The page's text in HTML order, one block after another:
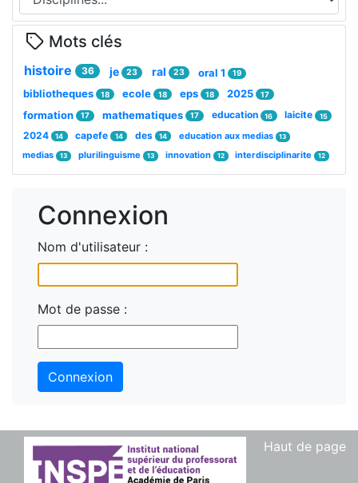
Connexion
Nom d'utilisateur :
Mot de passe :
Connexion
Mots clés
histoire 36 je 23 ral 23 oral 1 19
bibliotheques 18 ecole 18 eps 18 2025 17
formation 17 mathematiques 17 education 16 laicite 15
2024 14 capefe 14 des 14 education aux medias 13
medias 13 plurilinguisme 13 innovation 12 interdisciplinarite 12
Haut de page